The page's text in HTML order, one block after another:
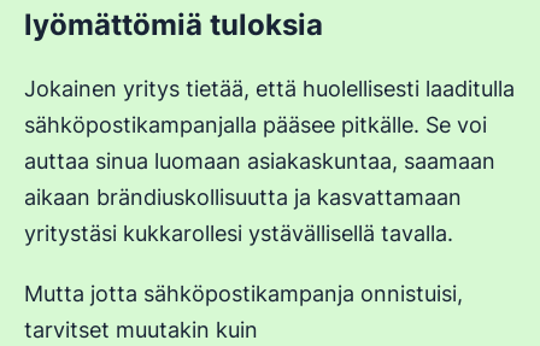
lyömättömiä tuloksia
Jokainen yritys tietää, että huolellisesti laaditulla
sähköpostikampanjalla pääsee pitkälle. Se voi
auttaa sinua luomaan asiakaskuntaa, saamaan
aikaan brändiuskollisuutta ja kasvattamaan
yritystäsi kukkarollesi ystävällisellä tavalla.
Mutta jotta sähköpostikampanja onnistuisi,
tarvitset muutakin kuin